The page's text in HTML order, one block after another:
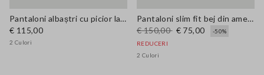
Pantaloni albaștri cu picior larg din bumbac elastic
€ 115,00
2 Culori
Pantaloni slim fit bej din amestec de in
€ 150,00 € 75,00
-50%
REDUCERI
2 Culori